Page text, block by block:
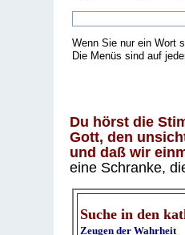
Wenn Sie nur ein Wort
Die Menüs sind auf
Du hörst die
Gott, den
und daß wir
eine Schranke,
Suche in den
Zeugen der Wahrheit